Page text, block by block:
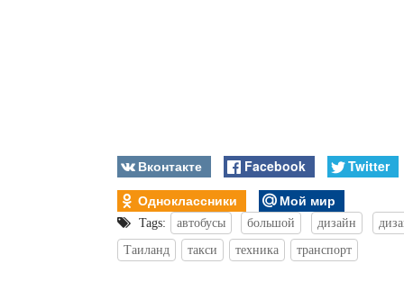
Вконтакте Facebook
Twitter
Одноклассники
Мой мир
Tags: автобусы большой дизайн
Таиланд
такси техника транспорт